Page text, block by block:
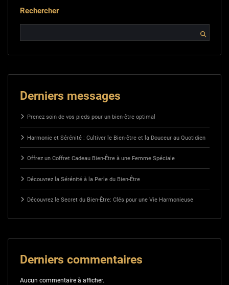
Rechercher
Derniers messages
Prenez soin de vos pieds pour un bien-être optimal
Harmonie et Sérénité : Cultiver le Bien-être et la Douceur au Quotidien
Offrez un Coffret Cadeau Bien-Être à une Femme Spéciale
Découvrez la Sérénité à la Perle du Bien-Être
Découvrez le Secret du Bien-Être: Clés pour une Vie Harmonieuse
Derniers commentaires
Aucun commentaire à afficher.